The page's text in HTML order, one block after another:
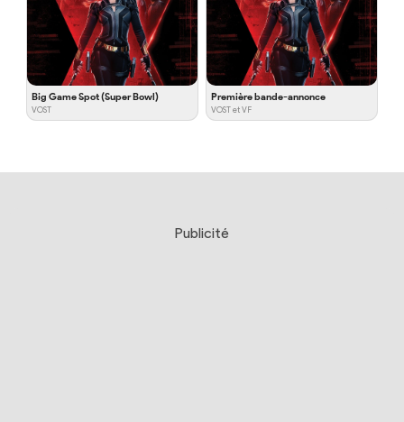
Big Game Spot (Super Bowl)
VOST
Première bande-annonce
VOST et VF
Publicité